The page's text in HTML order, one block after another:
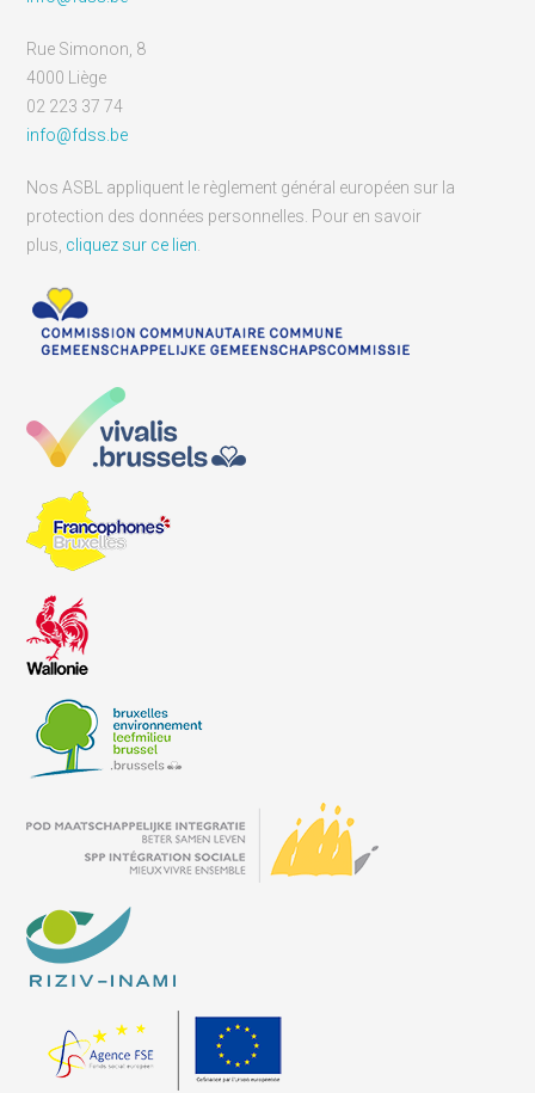
Rue Simonon, 8
4000 Liège
02 223 37 74
info@fdss.be
Nos ASBL appliquent le règlement général européen sur la
protection des données personnelles. Pour en savoir
plus, cliquez sur ce lien.